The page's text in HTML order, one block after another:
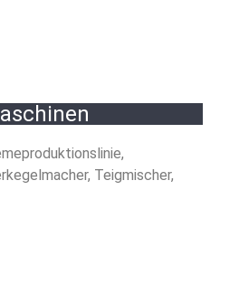
Teigmischer,